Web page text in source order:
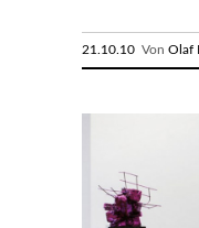
21.10.10 Von Olaf